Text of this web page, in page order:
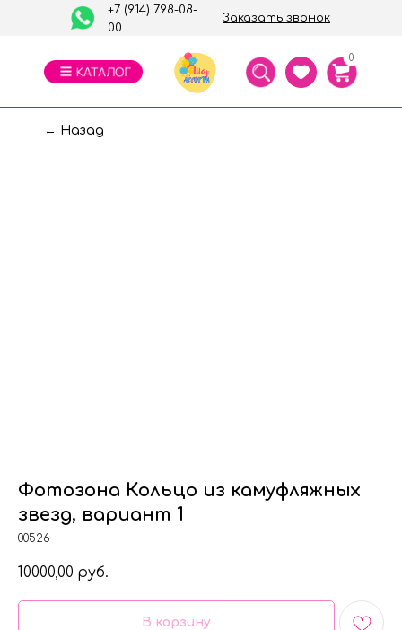
Заказать звонок
+7 (914) 798-08-
00
0
← Назад
Фотозона Кольцо из камуфляжных
звезд, вариант 1
00526
10000,00 руб.
В корзину